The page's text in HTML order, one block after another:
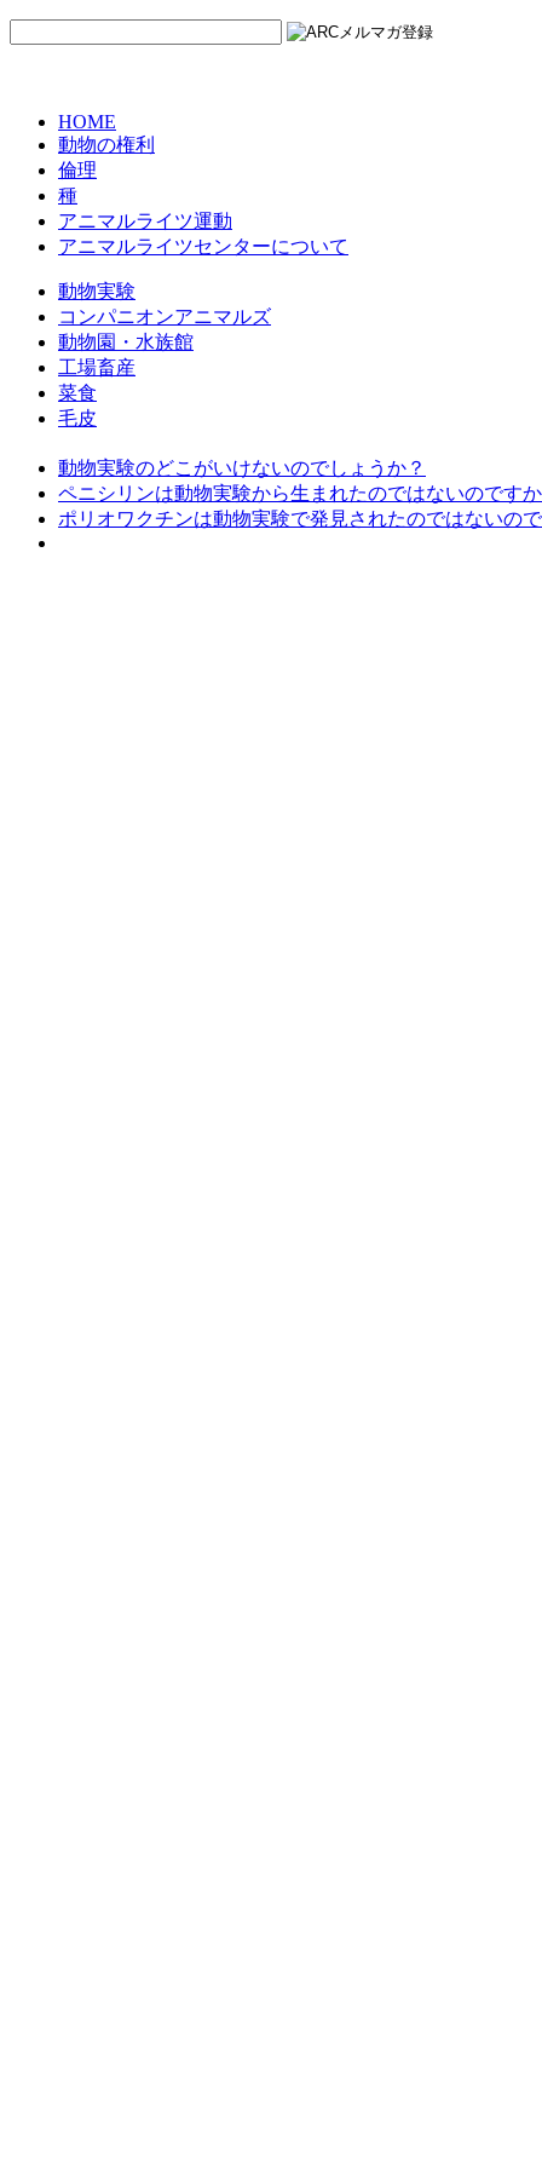
HOME
動物の権利
倫理
種
アニマルライツ運動
アニマルライツセンターについて
動物実験
コンパニオンアニマルズ
動物園・水族館
工場畜産
菜食
毛皮
動物実験のどこがいけないのでしょうか？
ペニシリンは動物実験から生まれたのではないのです
ポリオワクチンは動物実験で発見されたのではないの